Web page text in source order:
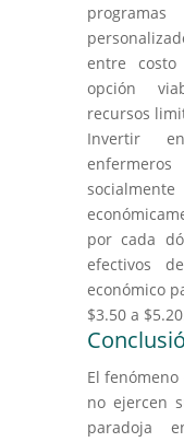
entre
opción
recursos
Invertir
por cada
efectivos
económico
$3.50 a
El
no ejercen
paradoja